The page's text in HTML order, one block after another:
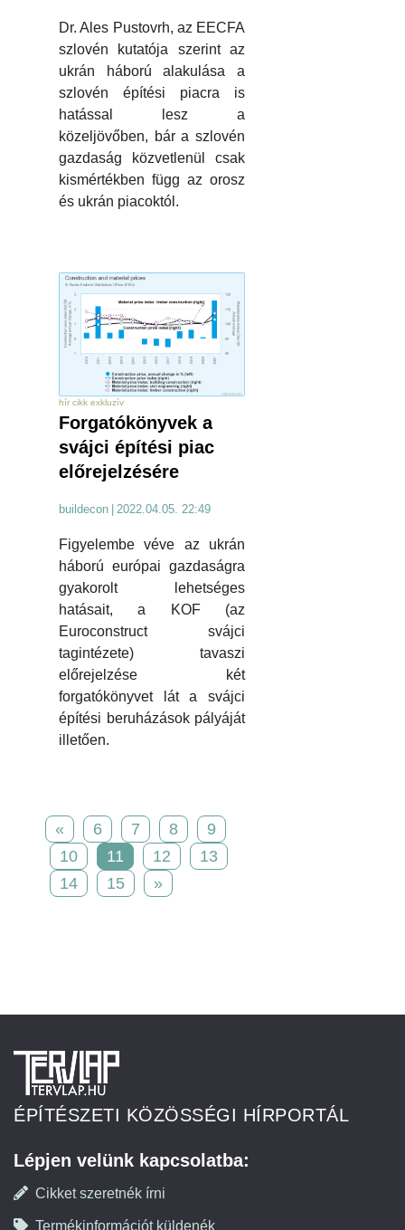
Dr. Ales Pustovrh, az EECFA
szlovén kutatója szerint az
ukrán háború alakulása a
szlovén építési piacra is
hatással lesz a
közeljövőben, bár a szlovén
gazdaság közvetlenül csak
kismértékben függ az orosz
és ukrán piacoktól.
hír cikk exkluzív
Forgatókönyvek a
svájci építési piac
előrejelzésére
buildecon 2022.04.05. 22:49
Figyelembe véve az ukrán
háború európai gazdaságra
gyakorolt lehetséges
hatásait, a KOF (az
Euroconstruct svájci
tagintézete) tavaszi
előrejelzése két
forgatókönyvet lát a svájci
építési beruházások pályáját
illetően.
« 6 7 8
9
10
11 12
13
14
15 »
ÉPÍTÉSZETI KÖZÖSSÉGI HÍRPORTÁL
Lépjen velünk kapcsolatba:
Cikket szeretnék írni
Termékinformációt küldenék